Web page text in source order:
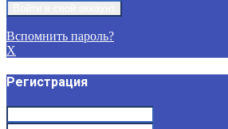
Вспомнить пароль?
X
Регистрация